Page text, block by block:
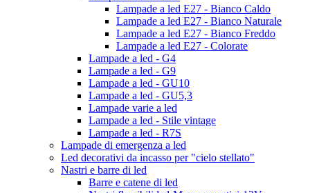
Lampade a led E27 - Bianco Caldo
Lampade a led E27 - Bianco Naturale
Lampade a led E27 - Bianco Freddo
Lampade a led E27 - Colorate
Lampade a led - G4
Lampade a led - G9
Lampade a led - GU10
Lampade a led - GU5,3
Lampade varie a led
Lampade a led - Stile vintage
Lampade a led - R7S
Lampade di emergenza a led
Led decorativi da incasso per "cielo stellato"
Nastri e barre di led
Barre e catene di led